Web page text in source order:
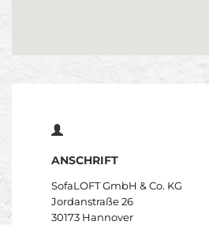
ANSCHRIFT
SofaLOFT GmbH & Co. KG
Jordanstraße 26
30173 Hannover